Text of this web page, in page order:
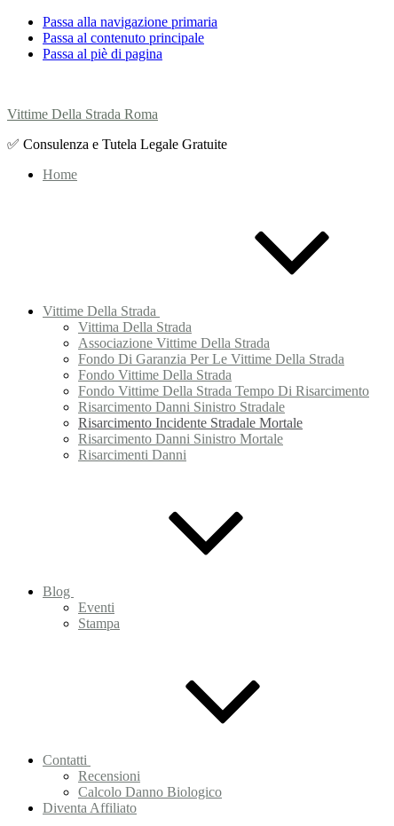
Passa alla navigazione primaria
Passa al contenuto principale
Passa al piè di pagina
Vittime Della Strada Roma
✅ Consulenza e Tutela Legale Gratuite
Home
Vittime Della Strada
Vittima Della Strada
Associazione Vittime Della Strada
Fondo Di Garanzia Per Le Vittime Della Strada
Fondo Vittime Della Strada
Fondo Vittime Della Strada Tempo Di Risarcimento
Risarcimento Danni Sinistro Stradale
Risarcimento Incidente Stradale Mortale
Risarcimento Danni Sinistro Mortale
Risarcimenti Danni
Blog
Eventi
Stampa
Contatti
Recensioni
Calcolo Danno Biologico
Diventa Affiliato